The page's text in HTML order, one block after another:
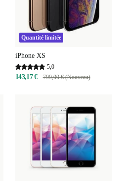
Quantité limitée
iPhone XS
5,0
143,17 € 799,00 € (Nouveau)